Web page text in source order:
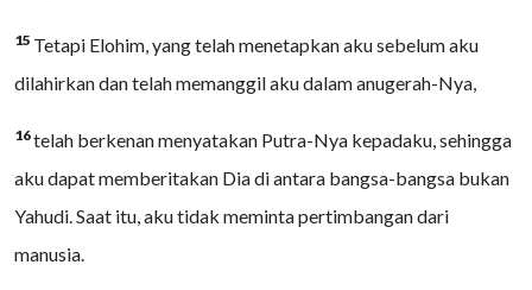
15 Tetapi Elohim, yang telah menetapkan aku sebelum aku
dilahirkan dan telah memanggil aku dalam anugerah-Nya,
16telah berkenan menyatakan Putra-Nya kepadaku, sehingga
aku dapat memberitakan Dia di antara bangsa-bangsa bukan
Yahudi. Saat itu, aku tidak meminta pertimbangan dari
manusia.